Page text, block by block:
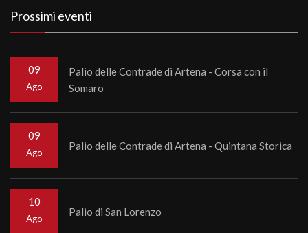
Prossimi eventi
09
Ago
Palio delle Contrade di Artena - Corsa con il
Somaro
09
Ago
Palio delle Contrade di Artena - Quintana Storica
10
Ago
Palio di San Lorenzo